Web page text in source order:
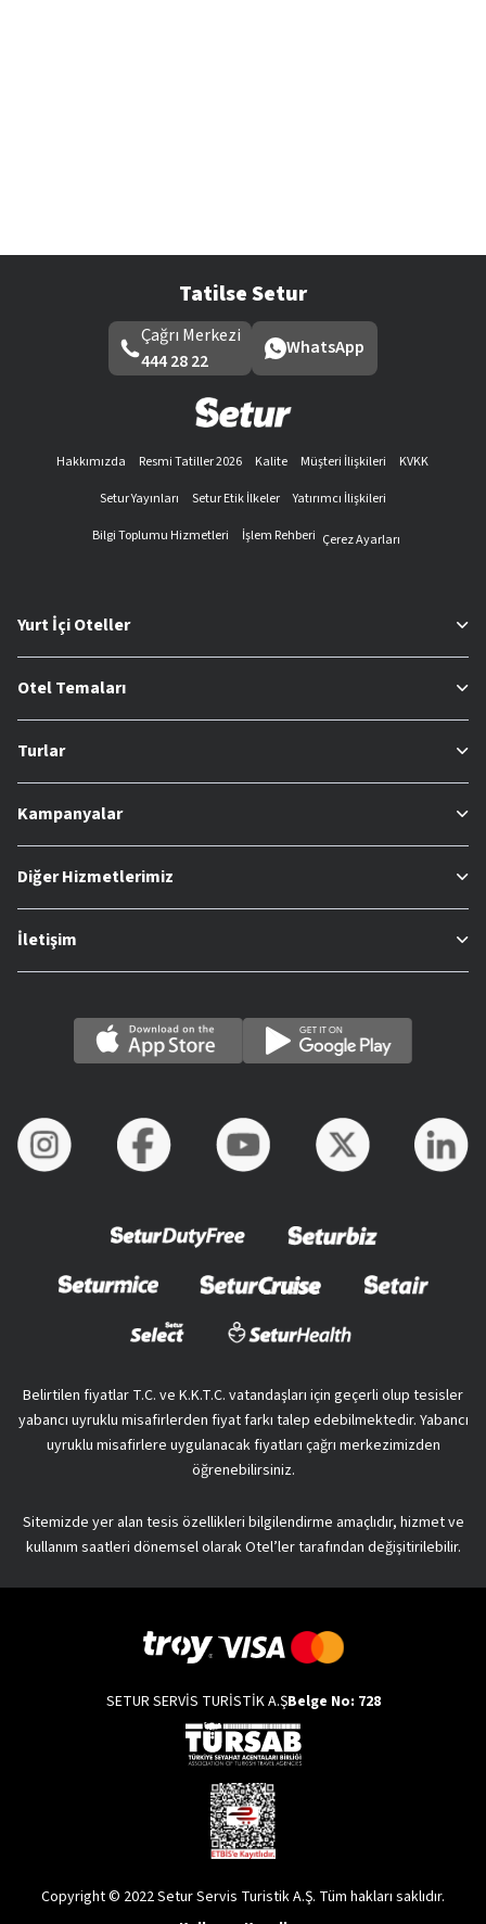
Tatilse Setur
Çağrı Merkezi
444 28 22
WhatsApp
Hakkımızda Resmi Tatiller 2026 Kalite Müşteri İlişkileri
KVKK
Setur Yayınları
Setur Etik İlkeler
Yatırımcı İlişkileri
Bilgi Toplumu Hizmetleri
İşlem Rehberi Çerez Ayarları
Yurt İçi Oteller
Otel Temaları
Turlar
Kampanyalar
Diğer Hizmetlerimiz
İletişim
Belirtilen fiyatlar T.C. ve K.K.T.C. vatandaşları için geçerli olup tesisler
yabancı uyruklu misafirlerden fiyat farkı talep edebilmektedir. Yabancı
uyruklu misafirlere uygulanacak fiyatları çağrı merkezimizden
öğrenebilirsiniz.
Sitemizde yer alan tesis özellikleri bilgilendirme amaçlıdır, hizmet ve
kullanım saatleri dönemsel olarak Otel’ler tarafından değişitirilebilir.
SETUR SERVİS TURİSTİK A.ŞBelge No: 728
Copyright © 2022 Setur Servis Turistik A.Ş. Tüm hakları saklıdır.